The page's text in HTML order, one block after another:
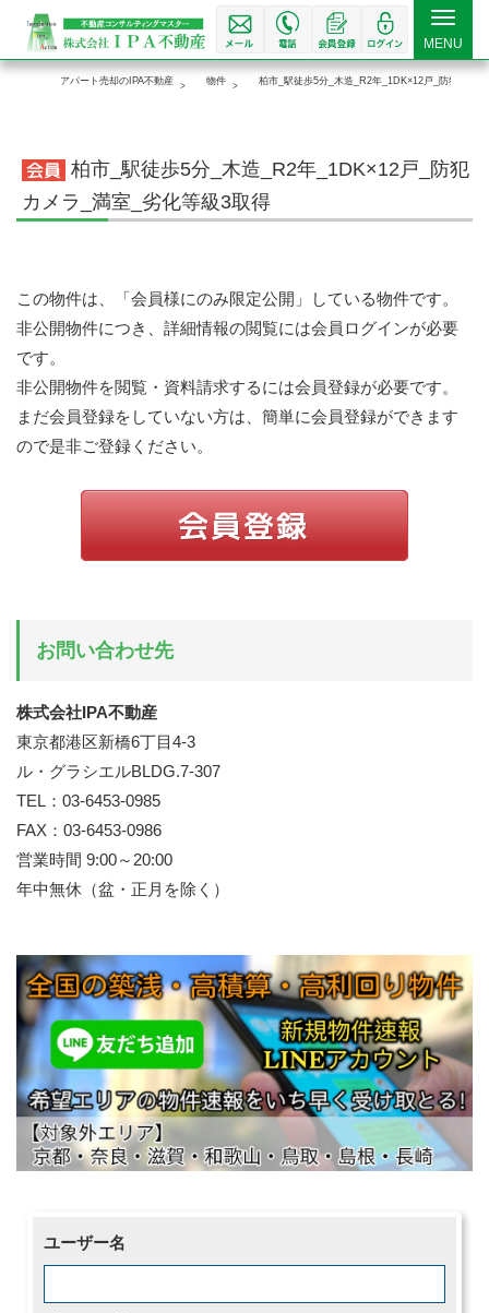
Toggle
MENU
アパート売却のIPA不動産 物件 柏市_駅徒歩5分_木造_R2年_1DK×12戸_防犯カメ
柏市_駅徒歩5分_木造_R2年_1DK×12戸_防犯
カメラ_満室_劣化等級3取得
この物件は、「会員様にのみ限定公開」している物件です。
非公開物件につき、詳細情報の閲覧には会員ログインが必要
です。
非公開物件を閲覧・資料請求するには会員登録が必要です。
まだ会員登録をしていない方は、簡単に会員登録ができます
ので是非ご登録ください。
お問い合わせ先
株式会社IPA不動産
東京都港区新橋6丁目4-3
ル・グラシエルBLDG.7-307
TEL：03-6453-0985
FAX：03-6453-0986
営業時間 9:00～20:00
年中無休（盆・正月を除く）
ユーザー名